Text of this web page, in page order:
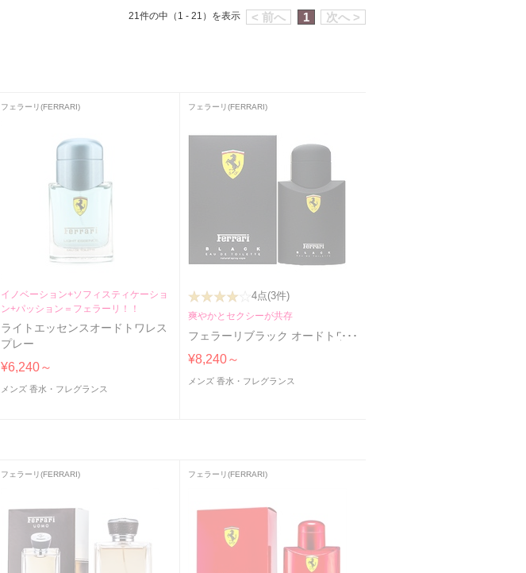
< 前へ 1 次へ >
21件の中（1 - 21）を表示
フェラーリ(FERRARI)
イノベーション+ソフィスティケーショ
ン+パッション＝フェラーリ！！
ライトエッセンスオードトワレス
プレー
¥6,240～
メンズ 香水・フレグランス
フェラーリ(FERRARI)
4点(3件)
爽やかとセクシーが共存
フェラーリブラック オードトワレ
¥8,240～
メンズ 香水・フレグランス
フェラーリ(FERRARI) フェラーリ(FERRARI)